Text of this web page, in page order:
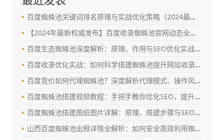
百度蜘蛛池关键词排名原理与实战优化策略（2024最新指南）
【2024年最新权威发布】百度收录蜘蛛池官网动态全解析：真相、风险与替代方案
百度生态蜘蛛池深度解析：原理、作用与SEO优化实战指南
百度收录优化实战：如何科学搭建蜘蛛池提升网站收录效率（SEO深度指南）
百度竞价如何代理蜘蛛池？深度解析代理模式、操作风险与合规优化策略
百度蜘蛛池搭建视频教程：手把手教你优化SEO，提升百度收录与排名
百度蜘蛛池搭建图纸图片详解：原理、搭建步骤与SEO优化实战指南
山西百度蜘蛛池出租详情全解析：如何安全高效利用蜘蛛池提升网站权重？